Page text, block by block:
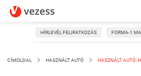
HÍRLEVÉL FELIRATKOZÁS FORMA-1
CÍMOLDAL HASZNÁLT AUTÓ HASZNÁLT AUTÓ: